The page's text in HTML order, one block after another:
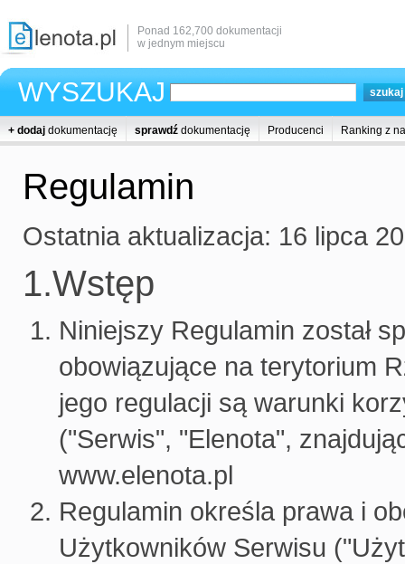
Ponad 162,700 dokumentacji
w jednym miejscu
WYSZUKAJ
+ dodaj dokumentację sprawdź dokumentację Producenci Ranking z
Regulamin
Ostatnia aktualizacja: 16 lipca
1.Wstęp
Niniejszy Regulamin został
obowiązujące na terytorium
jego regulacji są warunki
("Serwis", "Elenota",
www.elenota.pl
Regulamin określa prawa i
Użytkowników Serwisu